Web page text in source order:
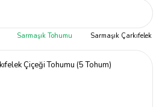
Sarmaşık Tohumu Sarmaşık Çarkıfelek